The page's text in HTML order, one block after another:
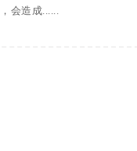
会造成......